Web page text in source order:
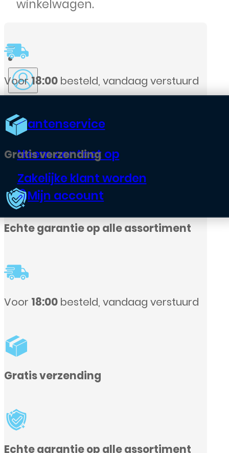
winkelwagen.
Klantenservice
Neem contact op
Zakelijke klant worden
Mijn account